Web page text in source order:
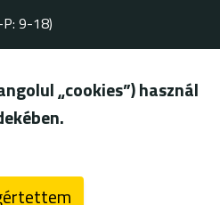
9-18)
fenntartva
„cookies”) használ